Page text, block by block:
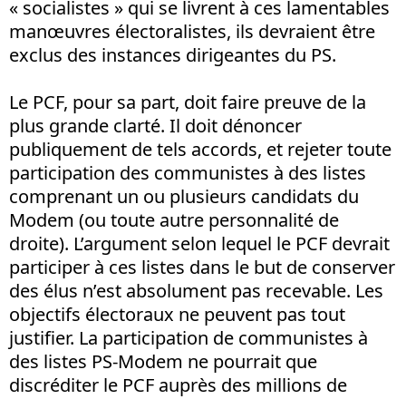
« socialistes » qui se livrent à ces lamentables
manœuvres électoralistes, ils devraient être
exclus des instances dirigeantes du PS.
Le PCF, pour sa part, doit faire preuve de la
plus grande clarté. Il doit dénoncer
publiquement de tels accords, et rejeter toute
participation des communistes à des listes
comprenant un ou plusieurs candidats du
Modem (ou toute autre personnalité de
droite). L’argument selon lequel le PCF devrait
participer à ces listes dans le but de conserver
des élus n’est absolument pas recevable. Les
objectifs électoraux ne peuvent pas tout
justifier. La participation de communistes à
des listes PS-Modem ne pourrait que
discréditer le PCF auprès des millions de